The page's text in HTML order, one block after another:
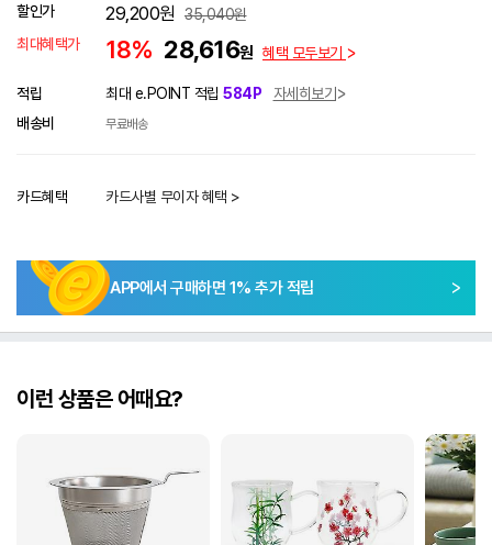
할인가 29,200원 35,040원
최대혜택가
18% 28,616원 혜택 모두보기
적립 최대 e.POINT 적립 584P
자세히보기
배송비
무료배송
카드혜택 카드사별 무이자 혜택 >
APP에서 구매하면 1% 추가 적립
이런 상품은 어때요?